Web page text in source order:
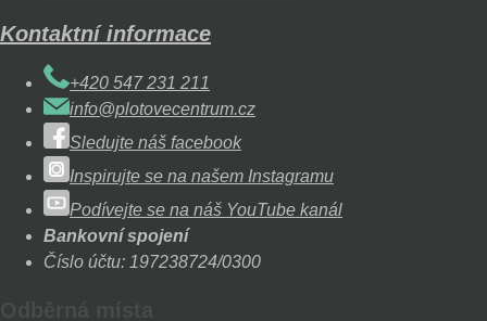
Kontaktní informace
+420 547 231 211
info@plotovecentrum.cz
Sledujte náš facebook
Inspirujte se na našem Instagramu
Podívejte se na náš YouTube kanál
Bankovní spojení
Číslo účtu: 197238724/0300